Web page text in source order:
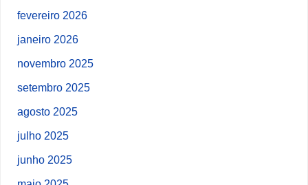
fevereiro 2026
janeiro 2026
novembro 2025
setembro 2025
agosto 2025
julho 2025
junho 2025